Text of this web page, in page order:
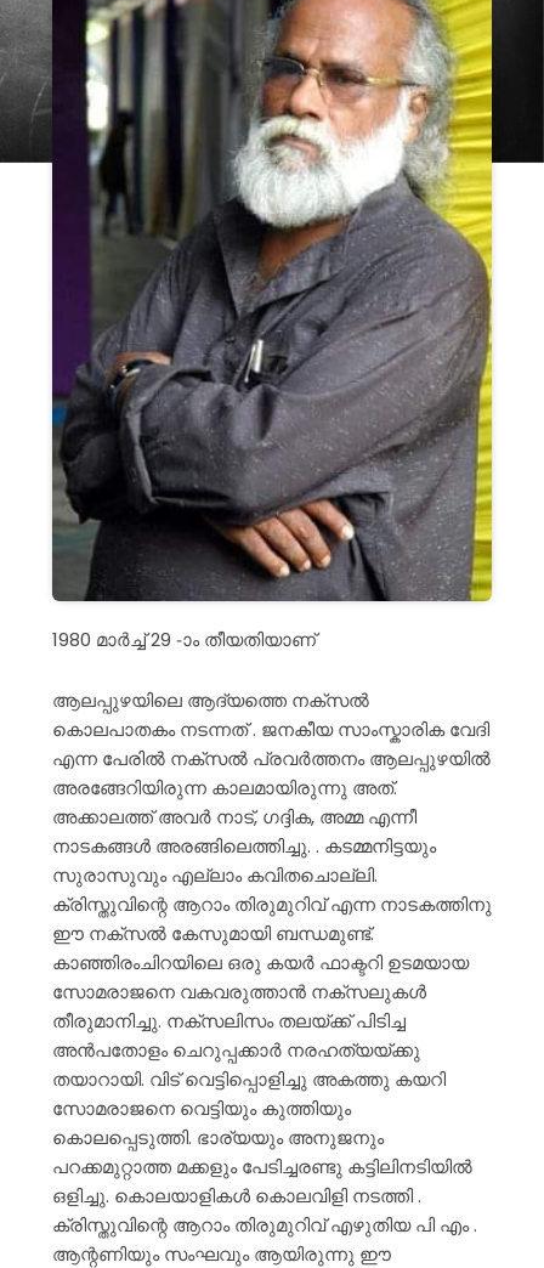
1980 മാർച്ച് 29 -ാം തീയതിയാണ്
ആലപ്പുഴയിലെ ആദ്യത്തെ നക്സൽ
കൊലപാതകം നടന്നത് . ജനകീയ സാംസ്കാരിക വേദി
എന്ന പേരിൽ നക്സൽ പ്രവർത്തനം ആലപ്പുഴയിൽ
അരങ്ങേറിയിരുന്ന കാലമായിരുന്നു അത്.
അക്കാലത്ത് അവർ നാട്, ഗദ്ദിക, അമ്മ എന്നീ
നാടകങ്ങൾ അരങ്ങിലെത്തിച്ചു. . കടമ്മനിട്ടയും
സുരാസുവും എല്ലാം കവിതചൊല്ലി.
ക്രിസ്തുവിന്റെ ആറാം തിരുമുറിവ് എന്ന നാടകത്തിനു
ഈ നക്സൽ കേസുമായി ബന്ധമുണ്ട്.
കാഞ്ഞിരംചിറയിലെ ഒരു കയർ ഫാക്ടറി ഉടമയായ
സോമരാജനെ വകവരുത്താൻ നക്സലുകൾ
തീരുമാനിച്ചു. നക്സലിസം തലയ്ക്ക് പിടിച്ച
അൻപതോളം ചെറുപ്പക്കാർ നരഹത്യയ്ക്കു
തയാറായി. വിട് വെട്ടിപ്പൊളിച്ചു അകത്തു കയറി
സോമരാജനെ വെട്ടിയും കുത്തിയും
കൊലപ്പെടുത്തി. ഭാര്യയും അനുജനും
പറക്കമുറ്റാത്ത മക്കളും പേടിച്ചരണ്ടു കട്ടിലിനടിയിൽ
ഒളിച്ചു. കൊലയാളികൾ കൊലവിളി നടത്തി .
ക്രിസ്തുവിന്റെ ആറാം തിരുമുറിവ് എഴുതിയ പി എം .
ആന്റണിയും സംഘവും ആയിരുന്നു ഈ